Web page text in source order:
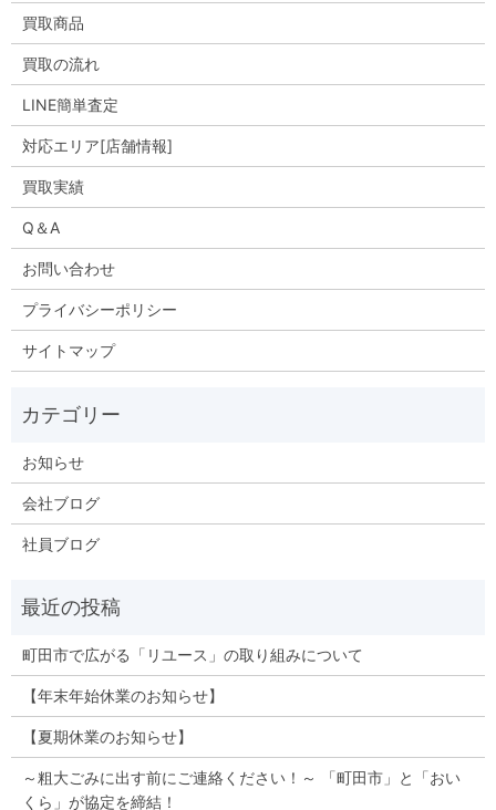
買取商品
買取の流れ
LINE簡単査定
対応エリア[店舗情報]
買取実績
Q＆A
お問い合わせ
プライバシーポリシー
サイトマップ
お知らせ
会社ブログ
社員ブログ
町田市で広がる「リユース」の取り組みについて
【年末年始休業のお知らせ】
【夏期休業のお知らせ】
～粗大ごみに出す前にご連絡ください！～ 「町田市」と「おい
くら」が協定を締結！